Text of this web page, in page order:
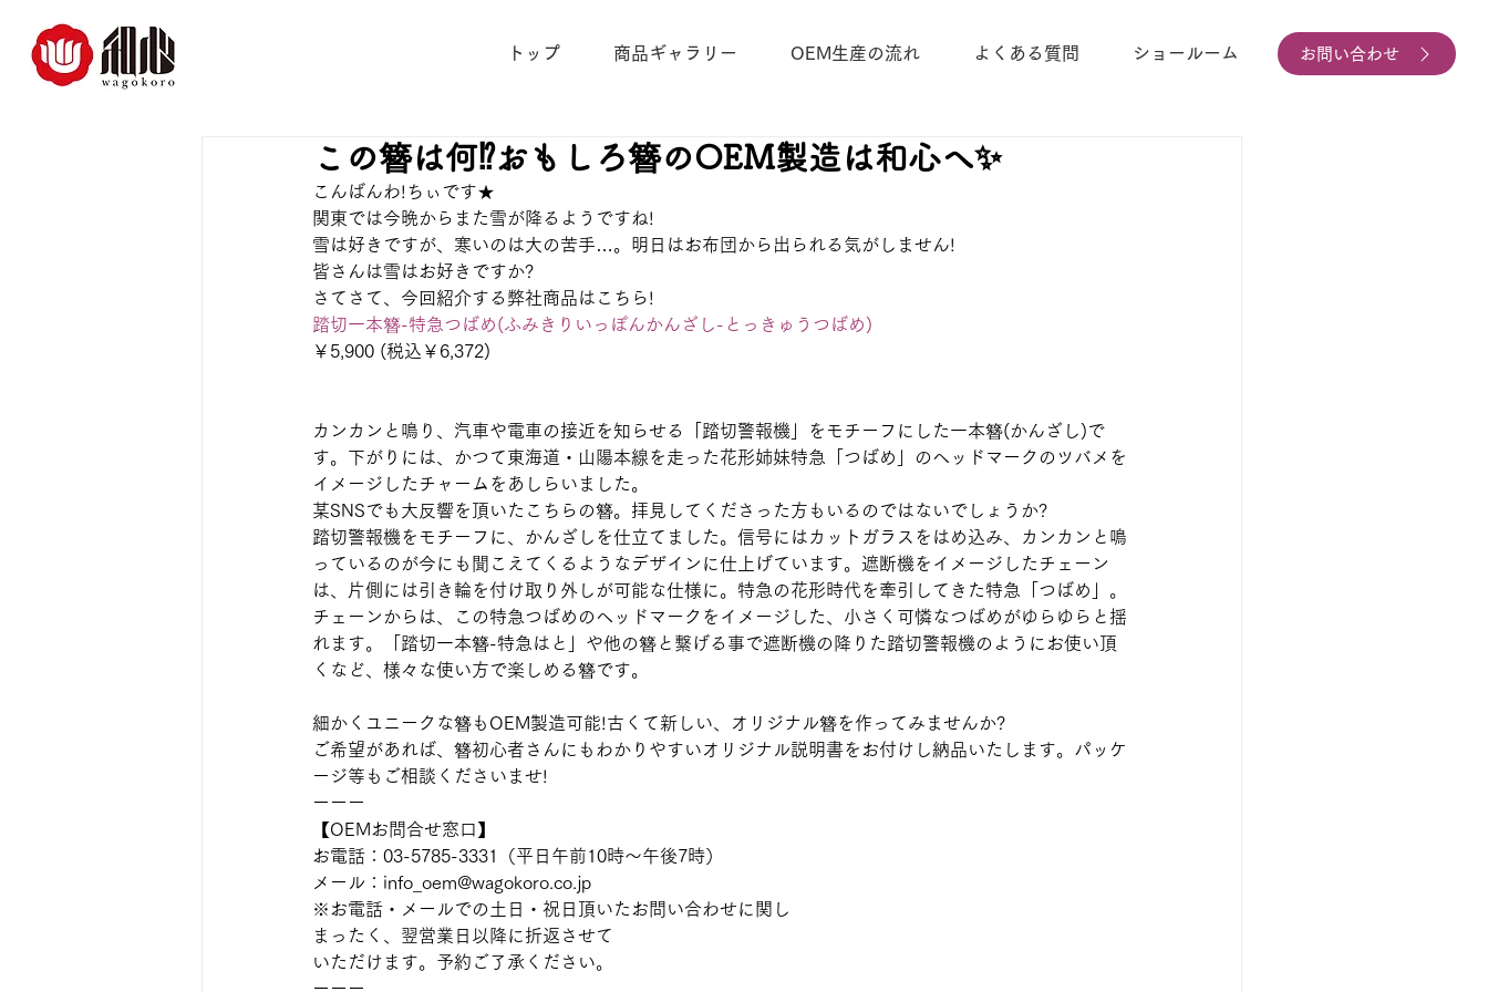
トップ 商品ギャラリー OEM生産の流れ よくある質問 ショールーム お問い合わせ
この簪は何⁉️おもしろ簪のOEM製造は和心へ✨
こんばんわ!ちぃです★
関東では今晩からまた雪が降るようですね!
雪は好きですが、寒いのは大の苦手…。明日はお布団から出られる気がしません!
皆さんは雪はお好きですか?
さてさて、今回紹介する弊社商品はこちら!
踏切一本簪-特急つばめ(ふみきりいっぽんかんざし-とっきゅうつばめ)
￥5,900 (税込￥6,372)
カンカンと鳴り、汽車や電車の接近を知らせる「踏切警報機」をモチーフにした一本簪(かんざし)で
す。下がりには、かつて東海道・山陽本線を走った花形姉妹特急「つばめ」のヘッドマークのツバメを
イメージしたチャームをあしらいました。
某SNSでも大反響を頂いたこちらの簪。拝見してくださった方もいるのではないでしょうか?
踏切警報機をモチーフに、かんざしを仕立てました。信号にはカットガラスをはめ込み、カンカンと鳴
っているのが今にも聞こえてくるようなデザインに仕上げています。遮断機をイメージしたチェーン
は、片側には引き輪を付け取り外しが可能な仕様に。特急の花形時代を牽引してきた特急「つばめ」。
チェーンからは、この特急つばめのヘッドマークをイメージした、小さく可憐なつばめがゆらゆらと揺
れます。「踏切一本簪-特急はと」や他の簪と繋げる事で遮断機の降りた踏切警報機のようにお使い頂
くなど、様々な使い方で楽しめる簪です。
細かくユニークな簪もOEM製造可能!古くて新しい、オリジナル簪を作ってみませんか?
ご希望があれば、簪初心者さんにもわかりやすいオリジナル説明書をお付けし納品いたします。パッケ
ージ等もご相談くださいませ!
ーーー
【OEMお問合せ窓口】
お電話：03-5785-3331（平日午前10時〜午後7時）
メール：info_oem@wagokoro.co.jp
※お電話・メールでの土日・祝日頂いたお問い合わせに関し
まったく、翌営業日以降に折返させて
いただけます。予約ご了承ください。